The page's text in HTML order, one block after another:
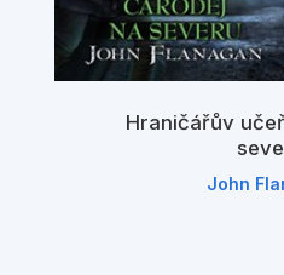
Hraničářův
John